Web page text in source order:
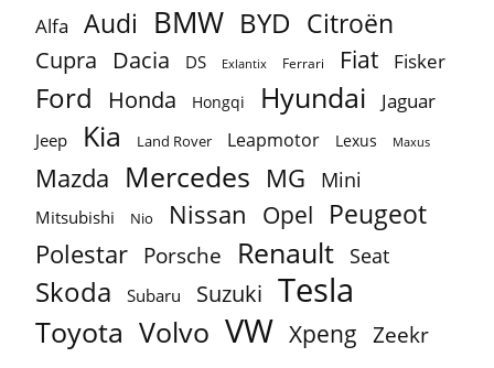
Alfa Audi BMW BYD Citroën
Cupra Dacia DS Exlantix Ferrari Fiat Fisker
Ford Honda Hongqi Hyundai Jaguar
Jeep Kia Land Rover Leapmotor Lexus Maxus
Mazda Mercedes MG Mini
Mitsubishi Nio Nissan Opel Peugeot
Polestar Porsche Renault Seat
Skoda Subaru Suzuki Tesla
Toyota Volvo VW Xpeng Zeekr